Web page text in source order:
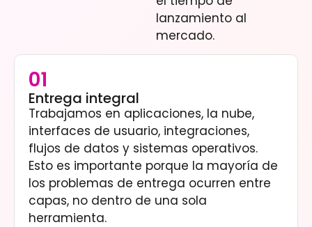
lanzamiento al
mercado.
01
Entrega integral
Trabajamos en aplicaciones, la nube,
interfaces de usuario, integraciones,
flujos de datos y sistemas operativos.
Esto es importante porque la mayoría de
los problemas de entrega ocurren entre
capas, no dentro de una sola
herramienta.